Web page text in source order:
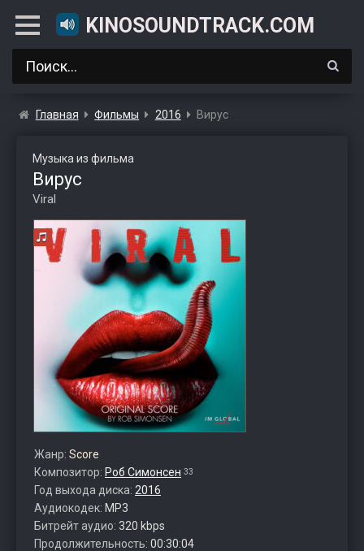
KINOSOUNDTRACK.COM
Главная Фильмы 2016 Вирус
Музыка из фильма
Вирус
Viral
Жанр: Score
Композитор: Роб Симонсен 33
Год выхода диска: 2016
Аудиокодек: MP3
Битрейт аудио: 320 kbps
Продолжительность: 00:30:04